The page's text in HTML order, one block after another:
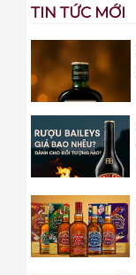
TIN TỨC MỚI